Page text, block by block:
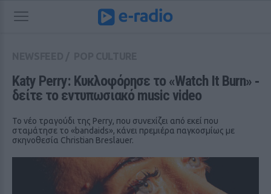
Katy Perry: Κυκλοφόρησε το «Watch It Burn» ‑
δείτε το εντυπωσιακό music video
Το νέο τραγούδι της Perry, που συνεχίζει από εκεί που
σταμάτησε το «bandaids», κάνει πρεμιέρα παγκοσμίως με
σκηνοθεσία Christian Breslauer.